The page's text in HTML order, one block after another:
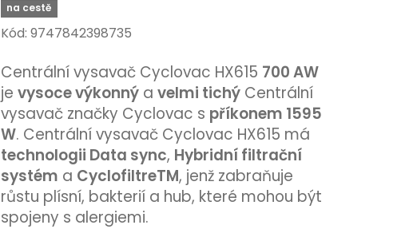
na cestě
Kód: 9747842398735
Centrální vysavač Cyclovac HX615 700 AW
jevysoce výkonný avelmi tichý Centrální
vysavač značky Cyclovac s příkonem 1595
W. Centrální vysavač Cyclovac HX615 má
technologii Data sync, Hybridní filtrační
systém a CyclofiltreTM, jenž zabraňuje
růstu plísní, bakterií a hub, které mohou být
spojeny s alergiemi.